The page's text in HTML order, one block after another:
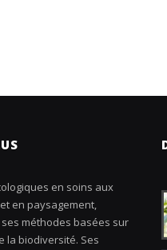
en soins aux
en paysagement,
méthodes basées sur
la biodiversité. Ses